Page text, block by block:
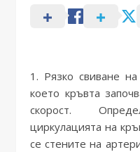
1. Рязко свиване на кръвоносните съдове, при
което кръвта
скорост.
циркулацията на
се стените на